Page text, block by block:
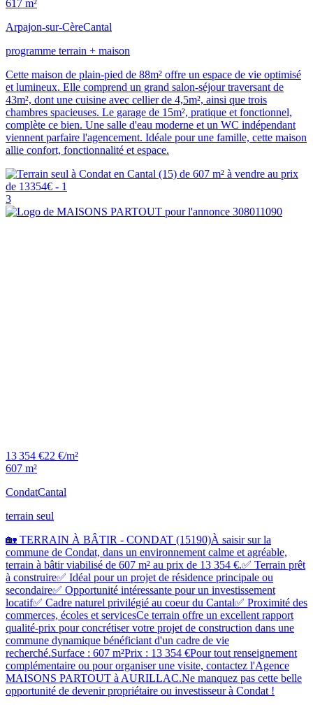
617 m²
Arpajon-sur-CèreCantal
programme terrain + maison
Cette maison de plain-pied de 88m² offre un espace de vie optimisé
et lumineux. Elle comprend un grand salon-séjour traversant de
43m², dont une cuisine avec cellier de 4,5m², ainsi que trois
chambres spacieuses. Le garage de 15m², pratique et fonctionnel,
complète ce bien. Une salle d'eau moderne et un WC indépendant
viennent parfaire l'agencement. Idéale pour une famille, cette maison
allie confort, fonctionnalité et espace.
3
13 354 €22 €/m²
607 m²
CondatCantal
terrain seul
🏡 TERRAIN À BÂTIR - CONDAT (15190)À saisir sur la
commune de Condat, dans un environnement calme et agréable,
terrain à bâtir viabilisé de 607 m² au prix de 13 354 €.✅ Terrain prêt
à construire✅ Idéal pour un projet de résidence principale ou
secondaire✅ Opportunité intéressante pour un investissement
locatif✅ Cadre naturel privilégié au coeur du Cantal✅ Proximité des
commerces, écoles et servicesCe terrain offre un excellent rapport
qualité-prix pour concrétiser votre projet de construction dans une
commune dynamique bénéficiant d'un cadre de vie
recherché.Surface : 607 m²Prix : 13 354 €Pour tout renseignement
complémentaire ou pour organiser une visite, contactez l'Agence
MAISONS PARTOUT à AURILLAC.Ne manquez pas cette belle
opportunité de devenir propriétaire ou investisseur à Condat !